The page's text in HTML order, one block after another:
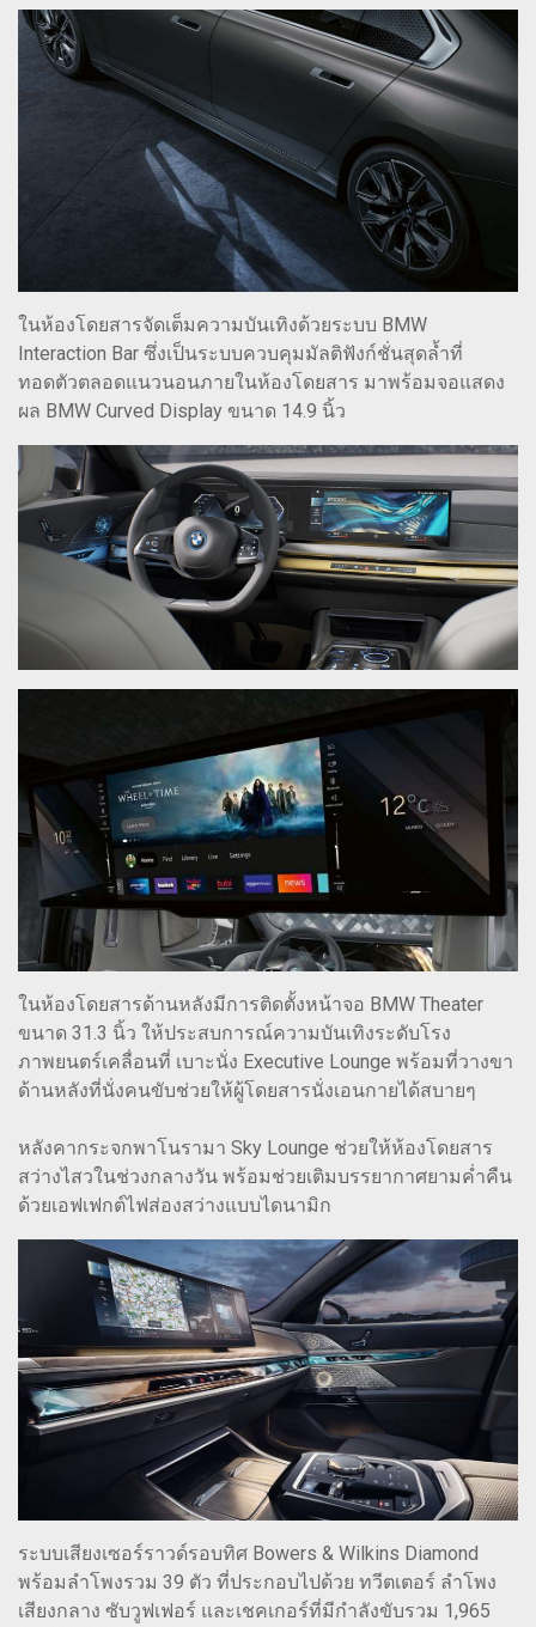
ในห้องโดยสารจัดเต็มความบันเทิงด้วยระบบ BMW
Interaction Bar ซึ่งเป็นระบบควบคุมมัลติฟังก์ชั่นสุดล้ำที่
ทอดตัวตลอดแนวนอนภายในห้องโดยสาร มาพร้อมจอแสดง
ผล BMW Curved Display ขนาด 14.9 นิ้ว
ในห้องโดยสารด้านหลังมีการติดตั้งหน้าจอ BMW Theater
ขนาด 31.3 นิ้ว ให้ประสบการณ์ความบันเทิงระดับโรง
ภาพยนตร์เคลื่อนที่ เบาะนั่ง Executive Lounge พร้อมที่วางขา
ด้านหลังที่นั่งคนขับช่วยให้ผู้โดยสารนั่งเอนกายได้สบายๆ
หลังคากระจกพาโนรามา Sky Lounge ช่วยให้ห้องโดยสาร
สว่างไสวในช่วงกลางวัน พร้อมช่วยเติมบรรยากาศยามค่ำคืน
ด้วยเอฟเฟกต์ไฟส่องสว่างแบบไดนามิก
ระบบเสียงเซอร์ราวด์รอบทิศ Bowers & Wilkins Diamond
พร้อมลำโพงรวม 39 ตัว ที่ประกอบไปด้วย ทวีตเตอร์ ลำโพง
เสียงกลาง ซับวูฟเฟอร์ และเชคเกอร์ที่มีกำลังขับรวม 1,965